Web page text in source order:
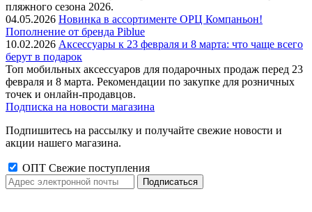
пляжного сезона 2026.
04.05.2026 Новинка в ассортименте OРЦ Компаньон!
Пополнение от бренда Piblue
10.02.2026 Аксессуары к 23 февраля и 8 марта: что чаще всего
берут в подарок
Топ мобильных аксессуаров для подарочных продаж перед 23
февраля и 8 марта. Рекомендации по закупке для розничных
точек и онлайн-продавцов.
Подписка на новости магазина
Подпишитесь на рассылку и получайте свежие новости и
акции нашего магазина.
ОПТ Свежие поступления